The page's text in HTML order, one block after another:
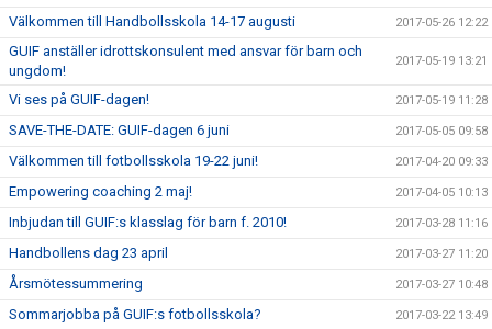
Välkommen till Handbollsskola 14-17 augusti 2017-05-26 12:22
GUIF anställer idrottskonsulent med ansvar för barn och
ungdom!
2017-05-19 13:21
Vi ses på GUIF-dagen! 2017-05-19 11:28
SAVE-THE-DATE: GUIF-dagen 6 juni 2017-05-05 09:58
Välkommen till fotbollsskola 19-22 juni! 2017-04-20 09:33
Empowering coaching 2 maj! 2017-04-05 10:13
Inbjudan till GUIF:s klasslag för barn f. 2010! 2017-03-28 11:16
Handbollens dag 23 april 2017-03-27 11:20
Årsmötessummering 2017-03-27 10:48
Sommarjobba på GUIF:s fotbollsskola? 2017-03-22 13:49